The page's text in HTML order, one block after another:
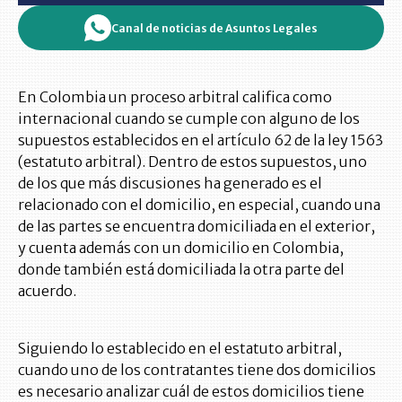
Canal de noticias de Asuntos Legales
En Colombia un proceso arbitral califica como
internacional cuando se cumple con alguno de los
supuestos establecidos en el artículo 62 de la ley 1563
(estatuto arbitral). Dentro de estos supuestos, uno
de los que más discusiones ha generado es el
relacionado con el domicilio, en especial, cuando una
de las partes se encuentra domiciliada en el exterior,
y cuenta además con un domicilio en Colombia,
donde también está domiciliada la otra parte del
acuerdo.
Siguiendo lo establecido en el estatuto arbitral,
cuando uno de los contratantes tiene dos domicilios
es necesario analizar cuál de estos domicilios tiene